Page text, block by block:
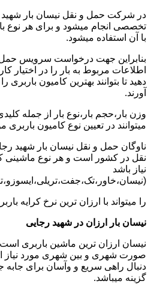
در شرکت حمل و نقل نیسان بار
تخصصی انجام میشود و برای هر نوع
با آن استفاده میشود.
بنابراین جهت درخواست سرویس حمل
اطلاعات مربوط به بار را در اختیار
دهید تا بتوانند بهترین کامیون
آورند.
وزن بار،حجم بار،نوع بار از جمله
میتوانند در تعیین نوع کامیون باربری
ناوگان حمل و نقل نیسان بار شهید
نقل در کشور است و هر نوع ماشینی
نیاز باشد
را میتواند با ارزان ترین نرخ کرایه
نیسان بار ارزان در شهید رجایی
نیسان ارزان ترین ماشین باربری
صورت شهری و بین شهری مورد نیاز
دنبال راهی سریع و وآسان برای جابه
گزینه میباشد.